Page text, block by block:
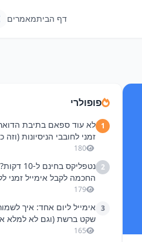
דף הביתמאמרים
פופולרי
1 לא עוד ספאם בתיבת
זמני לחובבי הניסיונות (וזה
נטפליקס!)
180
2
נטפליקס
החכמה לקבל אימייל זמני
הרשמה
179
3 אימייל ליום אחד: איך
שקט ברשת (וגם לא למלא
בפירסומות)
165